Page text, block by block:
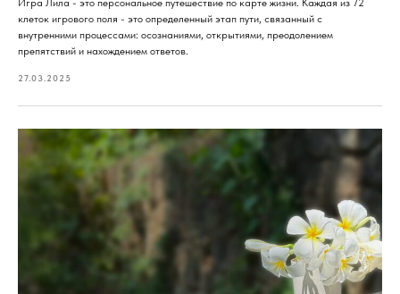
клеток игрового поля - это определенный этап пути, связанный с
внутренними процессами: осознаниями, открытиями, преодолением
препятствий и нахождением ответов.
27.03.2025